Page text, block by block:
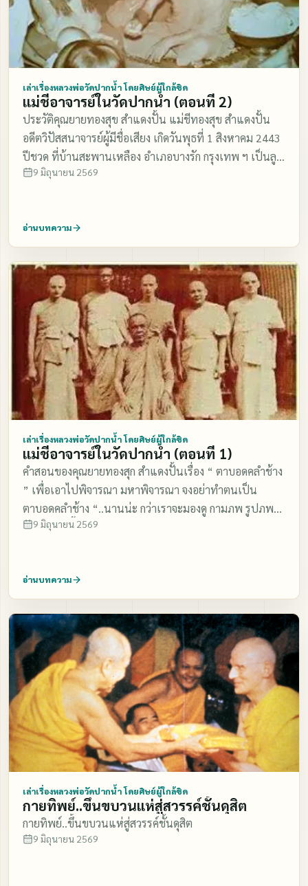
แก้วที่ลอยขึ้นมานั้นให้ได้ แต่ก็ไม่ สำเร็จ เพราะมีพวกเทวดา
มาคอยขัดขวาง แต่หลวงพ่อ ท่านประสงค์ที่จะเอาแก้ว
จักรพรรดิ (บรมจักร) ดวงนี้ขึ้น มาเพื่อนำมาช่วยทำวิชชา
ช่วยเหลือวัดปากน้ำต่อไป ในการเลี้ยงพระสงฆ์ สามเณร แม่
ชี ผู้ปฏิบัติธรรม เพื่อส่ง เสริมการปฏิบัติธรรมให้เจริญรุ่งเรือง
วัฒนาถาวรต่อไป หลวงพ่อท่านจึงสั่งให้แม่ชีต่าง ๆ ที่มีวิชชา
สูง นั่งเข้าที่ ทำวิชาเพื่ออัญเชิญแก้วบรมจักรขึ้นมา โดยเอา
เข่งครอบพื้น ดินตรงบริเวณที่บรมจักรอยู่ และเอาผ้าขาว
คลุมเข่งไว้ คณะแม่ชีผู้ได้วิชชาธรรมกายก็นั่งสมาธิเข้าที่ทำ
วิชชา นั่งล้อม รอบเข่งนั้น ทำวิชชาเพื่ออัญเชิญบรมจักรที่มี
มาจนจับผ้าขาวออก แสงสว่างจ้าทีเดียว ตามสำนวนภาษา
คนเก่า ๆ พูดว่า “แสงสว่างจ้าจนแสงเขียวเชียว” คือแสง
สว่างจ้าเย็นตาเย็นใจมากนั่นเอง ดังนั้นเมื่อของหยาบไม่ขึ้น
มา ขึ้นมาแต่ของละเอียด คณะศิษย์จึงขุด เมื่อขุดพบแล้วก็
เอาผ้าขาวหุ้มห่อบรมจักร นั้น แล้วพระภิกษุรูปหนึ่งก็อุ้มออก
จากหลุมนำมาไว้ที่วิหาร ขาว หลวงพ่อวัดปากน้ำบอกว่าต้อง
ทำวิชชา 3 เดือนจึง จะเปิดผ้าขาวได้ และเอาดอกมะลิบูชาไว้
แต่ในระหว่างกลางพรรษา มีวันหนึ่งฝนตกหนักชนิดเรียก ว่า
เหมือนฟ้ารั่วตกแทบแผ่นดินจะถล่มทะลาย ตามสำนวนคน
เก่า ๆ พูด ฟ้าก็คำราม คำรน สะเทือน เลื่อนลั่น ฟ้าร้อง
ฟ้าผ่า เสียงดังสนั่นหวั่นไหว ทั้งฝนทั้งฟ้า เหมือนดังจะถล่ม
ทลายที เดียว เมื่อเหตุการณ์สงบดีแล้วปรากฏว่า แก้วบรม
จักรก้อนนั้น ได้อันตรธานหายไปทั้ง ๆ ที่ห่อผ้าขาวไว้ ผ้าก็ยัง
ห่ออยู่โดย ไม่มีรอยแก้วแต่ประการใด
เล่าเรื่องหลวงพ่อวัดปากน้ำ โดยศิษย์ผู้ใกล้ชิด
แม่ชีอาจารย์ในวัดปากน้ำ (ตอนที่ 2)
ประวัติคุณยายทองสุข สำแดงปั้น แม่ชีทองสุข สำแดงปั้น
อดีตวิปัสสนาจารย์ผู้มีชื่อเสียง เกิดวันพุธที่ 1 สิงหาคม 2443
ปีชวด ที่บ้านสะพานเหลือง อำเภอบางรัก กรุงเทพ ฯ เป็นลูก
คนที่ 3 ของนายร่ม และนางวัน ชีวิตวัยเด็กกำพร้าบิดา
จุฬา ฯ มีบุตร 2 คน แต่อยู่ไม่นานคุณหมอสามีถึงแก่กรรม
ท่านประกอบการค้าขายเลี้ยงบุตรและตนเองโดยไม่ฝืดเคือง
อายุ 30 ปีเริ่มศึกษาสมถวิปัสสนาแนววิชชาธรรมกาย ที่วัด
ปากน้ำ (ภาษีเจริญ) กับหลวงพ่อวัดปากน้ำ ที่สอนให้ จะยืน
เดิน นั่ง นอน อย่าทำใจให้คลอน ให้หยุดนิ่งอยู่ที่ ศูนย์กลาง
กาย โดยบริกรรมภาวนาว่า"สัมมาอะระหัง" วันหนึ่งขณะที่
เดินไปซื้ออาหารที่ตลาดประตูน้ำใกล้วัด ใจของท่านก็ตรึกนิ่ง
จรดที่ศูนย์กลางกายตามคำสอนของ หลวงพ่อ ระหว่างที่เดิน
ท่านก็เห็นดวงธรรม ดวงใส สะอาดอยู่ศูนย์กลางกายมองครั้ง
ใดที่ใดเห็นสว่างไป หมด ท่านจึงรีบกลับวัดกราบเรียนหลวง
พ่อ ฯ ท่านได้ธรรมกายอายุ 35 ปี ท่านศรัทธามากจึงบวช
เป็นชีวัดปากน้ำ ฯ อายุ 40 ปี เมื่อศึกษาจนความรู้มั่นคง แล้ว
หลวงพ่อวัดปากน้ำ ได้มอบหมายส่งท่านออกเผยแพร่ ธรรม
สอนพระกัมมัฏฐาน แม่ชีทองสุข เป็นครูชั้นเลิศ มีวิธี การ
สอนที่ละเอียดละออ ท่านเน้นและทบทวนธรรมที่สอนอยู่
เสมอไม่เห็นแก่เหน็ดเหนื่อย ทุ่มเทแรงกายแรงใจให้ศิษย์
เพื่อให้ศิษย์รู้ จำได้ เข้าใจจริง จนประสบความสำเร็จ สมกับที่
ขัดข้องอุปสรรคต่าง ๆ ด้วย เมตตา ท่านสอนหลักการแก่ศิษย์
ว่า "อย่างเกร็งตัว อย่ากด ลูกนัยน์ตา กำหนดบริกรรมนิมิต
และบริกรรมภาวนาเรื่อยไป กำหนดใจไว้ที่ศูนย์กลางกาย รู้
เฉย ๆ ว่าใจเรานี้ อยู่ที่ศูนย์ ฯ รู้เพียงเท่านี้ก่อน ไม่ต้องร้อน
ใจ ทำใจให้ เฉย ๆ เรื่อย ๆ ตัดความอยากรู้อยากเห็นเร็ว ๆ
นั้นเสีย ตัดความกังวล ยังไม่เห็นก็อย่าเสียใจ ขอให้ทำให้ถูก
ต้องและมีความเพียรเถิด ธรรมะเป็นของจริง ถึงเวลาแล้ว
เห็นเอง เมื่อเห็นแล้วก็อย่าดีใจเกินไป เพราะจะทำให้ นิมิต
นั้นหายได้ ขณะที่ท่านสอนจะเรียบเรียงถ้อยคำ ลำดับเหตุ
ลำดับ ผลจัดวางความยากง่ายอย่างเหมาะสมกับศิษย์จนเข้า
ถึงแก่น และการนำเรื่องเปรียบเทียบที่ให้ความกระจ่างแจ้ง
แก่เนื้อหา ดังเช่นคำสอนของท่านที่ว่า "ใจของเราเป็นของ
ละเอียด ไม่ใช่ของหยาบ ถึงแม้ใจเราจะไม่วอกแวกไปไหนต่อ
ไหน แล้วก็ตาม แต่หากจะบังคับให้หยุดทันทีก็ยังลำบาก เรา
ต้องใช้วิธีตะล่อมใจทีละเล็กทีละน้อย ใจเราก็จะยอม หยุดเอง
9 มิถุนายน 2569
อ่านบทความ
เล่าเรื่องหลวงพ่อวัดปากน้ำ โดยศิษย์ผู้ใกล้ชิด
แม่ชีอาจารย์ในวัดปากน้ำ (ตอนที่ 1)
คำสอนของคุณยายทองสุก สำแดงปั้นเรื่อง “ ตาบอดคลำช้าง
” เพื่อเอาไปพิจารณา มหาพิจารณา จงอย่าทำตนเป็น
ตาบอดคลำช้าง “..นานน่ะ กว่าเราจะมองดู กามภพ รูปภพ
ให้ชัดเจน นี้เรามองดูให้ชัดเจนดีแล้ว เราหัดพูดกับ
อยู่อย่างนั้นทุกวัน เราเดิน ฌาณสมาบัติ นิโรธ แล้ว เราก็หัด
พูดกับพระพุทธเจ้าทุกวัน จน กว่าเราจะรู้เรื่อง หูทิพย์ เรา
ก็ได้ยินถนัดชัดเจน เราได้ยินถนัด ชัดเจนก็เพราะว่า เราต้อง
ใช้ความหยุดตรึก นิโรธ ..หยุดตรึกนิ่ง ให้หนักขึ้น บนพระ
นิพพาน นั่น เราหัดไปทำวิชาบนพระนิพพาน น่ะ มันจะ
ถนัดท่าไหนล่ะ เราก็ดูขยับเอาในตัวของเราเอง ให้รู้ว่า อย่าง
ไหนถนัดมาก อย่างไหนถนัดน้อย เราต้องหัดให้ชัดเจน พอ
เราหัดพูดกับพระพุทธเจ้าได้ชัดเจนดีแล้ว เราก็มาหัดพูดกับ
ผี กับเปรต เราต้องหัดพูดให้รู้เรื่องรู้ภาษาของเค้าให้หมด
เรา ต้องหัดพูดทั้งนั้นนะ กับมด กับสัตว์ กับนกวิหคบินบน
อากาศ เราก็ต้องหัดให้รู้จักภาษาสัตว์ ……… ………. ตรัสรู้
สมมติว่าเราไปเจอสัตว์สักฝูงหนึ่ง สัตว์ตัวนั้นมีบารมีเท่า นั้น
มาเกิดใช้ชาติเป็นอย่างนั้น เป็นโพธิสัตว์ หรือไม่ใช่ โพธิสัตว์
หรือจะเป็นเทพบุตร หรือจะเป็นเทวดาอยู่ชั้นไหน ลงมาใช้
ชาติ ให้เรารู้ ตรัสรู้ ผุดในรู้ บอกให้เรารู้เรื่องหมด หรือ เราจะ
9 มิถุนายน 2569
อ่านบทความ
เล่าเรื่องหลวงพ่อวัดปากน้ำ โดยศิษย์ผู้ใกล้ชิด
กายทิพย์..ขึ้นขบวนแห่สู่สวรรค์ชั้นดุสิต
กายทิพย์..ขึ้นขบวนแห่สู่สวรรค์ชั้นดุสิต
9 มิถุนายน 2569